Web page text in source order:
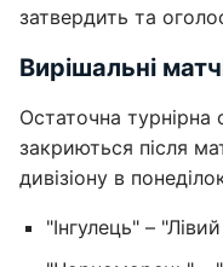
затвердить та
Вирішальні
Остаточна турнірна
закриються після
дивізіону в
"Інгулець" –